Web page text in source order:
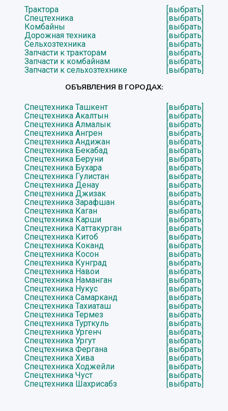
Трактора
[выбрать]
Спецтехника
[выбрать]
Комбайны
[выбрать]
Дорожная техника
[выбрать]
Сельхозтехника
[выбрать]
Запчасти к тракторам
[выбрать]
Запчасти к комбайнам
[выбрать]
Запчасти к сельхозтехнике
[выбрать]
ОБЪЯВЛЕНИЯ В ГОРОДАХ:
Спецтехника Ташкент
[выбрать]
Спецтехника Акалтын
[выбрать]
Спецтехника Алмалык
[выбрать]
Спецтехника Ангрен
[выбрать]
Спецтехника Андижан
[выбрать]
Спецтехника Бекабад
[выбрать]
Спецтехника Беруни
[выбрать]
Спецтехника Бухара
[выбрать]
Спецтехника Гулистан
[выбрать]
Спецтехника Денау
[выбрать]
Спецтехника Джизак
[выбрать]
Спецтехника Зарафшан
[выбрать]
Спецтехника Каган
[выбрать]
Спецтехника Карши
[выбрать]
Спецтехника Каттакурган
[выбрать]
Спецтехника Китоб
[выбрать]
Спецтехника Коканд
[выбрать]
Спецтехника Косон
[выбрать]
Спецтехника Кунград
[выбрать]
Спецтехника Навои
[выбрать]
Спецтехника Наманган
[выбрать]
Спецтехника Нукус
[выбрать]
Спецтехника Самарканд
[выбрать]
Спецтехника Тахиаташ
[выбрать]
Спецтехника Термез
[выбрать]
Спецтехника Турткуль
[выбрать]
Спецтехника Ургенч
[выбрать]
Спецтехника Ургут
[выбрать]
Спецтехника Фергана
[выбрать]
Спецтехника Хива
[выбрать]
Спецтехника Ходжейли
[выбрать]
Спецтехника Чуст
[выбрать]
Спецтехника Шахрисабз
[выбрать]